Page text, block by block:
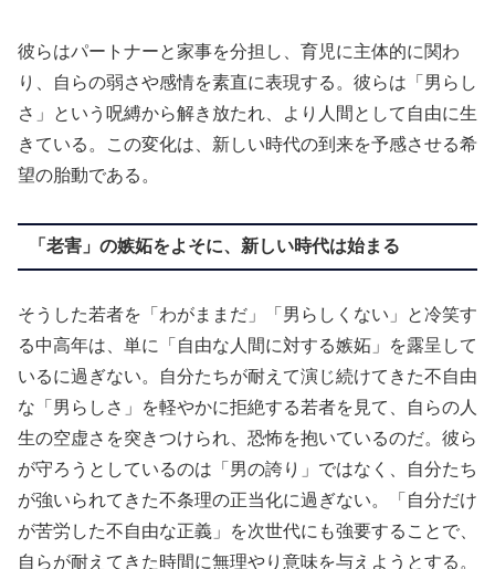
彼らはパートナーと家事を分担し、育児に主体的に関わ
り、自らの弱さや感情を素直に表現する。彼らは「男らし
さ」という呪縛から解き放たれ、より人間として自由に生
きている。この変化は、新しい時代の到来を予感させる希
望の胎動である。
「老害」の嫉妬をよそに、新しい時代は始まる
そうした若者を「わがままだ」「男らしくない」と冷笑す
る中高年は、単に「自由な人間に対する嫉妬」を露呈して
いるに過ぎない。自分たちが耐えて演じ続けてきた不自由
な「男らしさ」を軽やかに拒絶する若者を見て、自らの人
生の空虚さを突きつけられ、恐怖を抱いているのだ。彼ら
が守ろうとしているのは「男の誇り」ではなく、自分たち
が強いられてきた不条理の正当化に過ぎない。「自分だけ
が苦労した不自由な正義」を次世代にも強要することで、
自らが耐えてきた時間に無理やり意味を与えようとする。